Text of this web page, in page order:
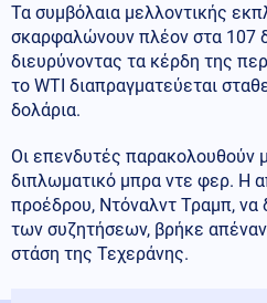
Τα συμβόλαια μελλοντικής
σκαρφαλώνουν πλέον στα 107
διευρύνοντας τα κέρδη της
το WTI διαπραγματεύεται
δολάρια.
Οι επενδυτές παρακολουθούν
διπλωματικό μπρα ντε φερ. Η
προέδρου, Ντόναλντ Τραμπ, να
των συζητήσεων, βρήκε
στάση της Τεχεράνης.